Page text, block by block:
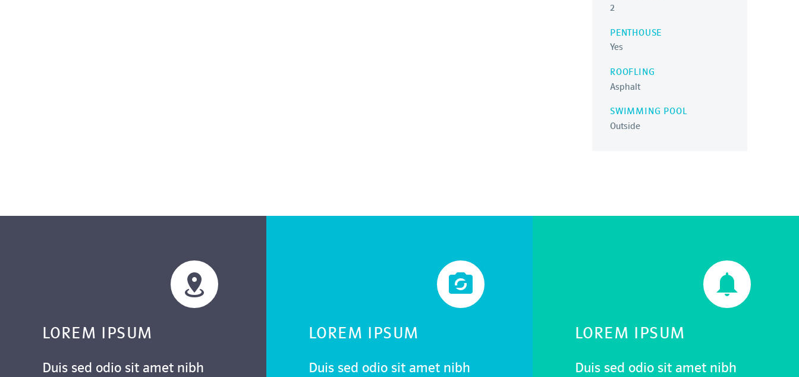
2
PENTHOUSE
Yes
ROOFLING
Asphalt
SWIMMING POOL
Outside


LOREM IPSUM
Duis sed odio sit amet nibh


LOREM IPSUM
Duis sed odio sit amet nibh


LOREM IPSUM
Duis sed odio sit amet nibh